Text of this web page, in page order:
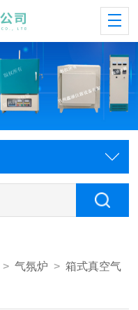
>气氛炉 >箱式真空气